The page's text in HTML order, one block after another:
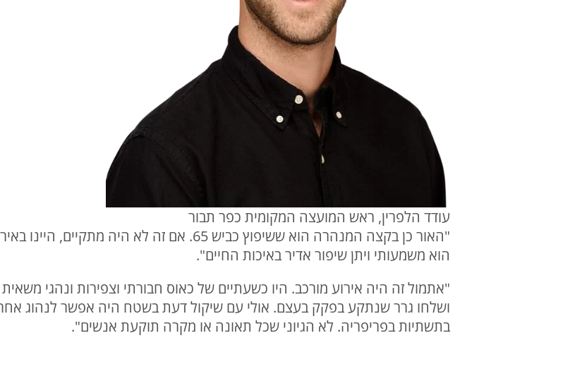
עודד הלפרין, ראש המועצה המקומית כפר תבור
"האור כן בקצה המנהרה הוא ששיפוץ כביש 65. אם זה
הוא משמעותי ויתן שיפור אדיר באיכות החיים".
"אתמול זה היה אירוע מורכב. היו כשעתיים של כאוס חבורתי וצפירות ונהגי
ושלחו גרר שנתקע בפקק בעצם. אולי עם שיקול דעת בשטח היה אפשר לנהוג
בתשתיות בפריפריה. לא הגיוני שכל תאונה או מקרה תוקעת אנשים".